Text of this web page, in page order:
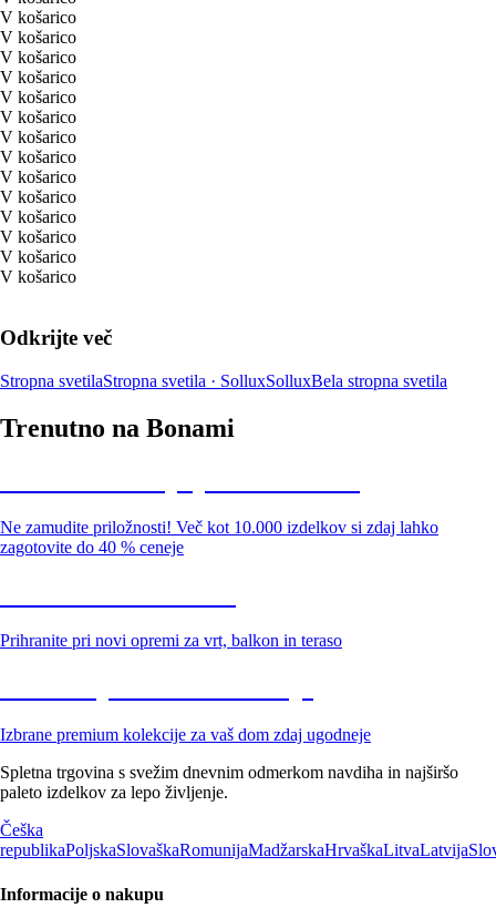
V košarico
V košarico
V košarico
V košarico
V košarico
V košarico
V košarico
V košarico
V košarico
V košarico
V košarico
V košarico
V košarico
V košarico
Odkrijte več
Stropna svetilaStropna svetila · SolluxSolluxBela stropna svetila
Trenutno na Bonami
Ne zamudite priložnosti! Več kot 10.000 izdelkov si zdaj lahko
zagotovite do 40 % ceneje
Prihranite pri novi opremi za vrt, balkon in teraso
Izbrane premium kolekcije za vaš dom zdaj ugodneje
Spletna trgovina s svežim dnevnim odmerkom navdiha in najširšo
paleto izdelkov za lepo življenje.
Češka
republikaPoljskaSlovaškaRomunijaMadžarskaHrvaškaLitvaLatvija
Informacije o nakupu